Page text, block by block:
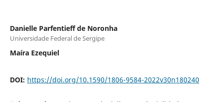
Danielle Parfentieff de Noronha
Universidade Federal de Sergipe
Maíra Ezequiel
DOI: https://doi.org/10.1590/1806-9584-2022v30n180240